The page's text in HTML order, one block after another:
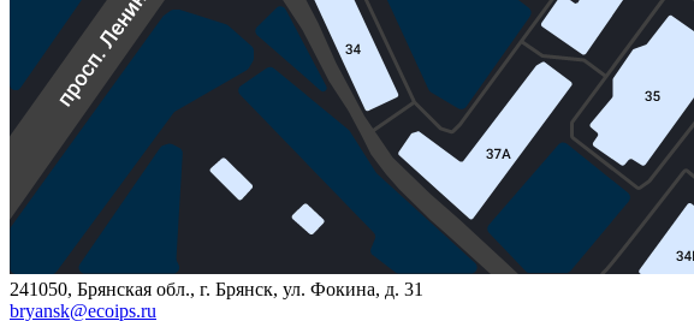
241050, Брянская обл., г. Брянск, ул. Фокина, д. 31
bryansk@ecoips.ru